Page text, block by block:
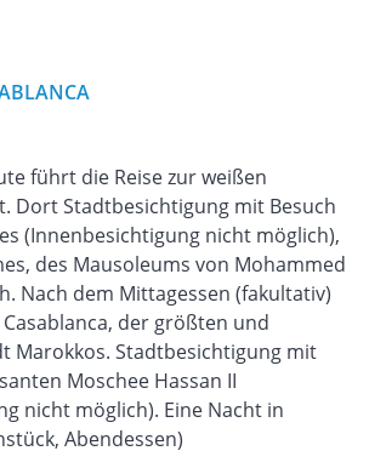
führt die Reise zur weißen
Dort Stadtbesichtigung mit Besuch
(Innenbesichtigung nicht möglich),
des Mausoleums von Mohammed
Nach dem Mittagessen (fakultativ)
der größten und
Marokkos. Stadtbesichtigung mit
Moschee Hassan II
nicht möglich). Eine Nacht in
Abendessen)